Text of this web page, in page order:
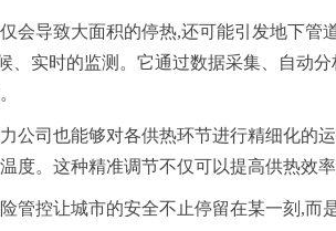
会导致大面积的停热,还可能引发地下
、实时的监测。它通过数据采集、自动
公司也能够对各供热环节进行精细化的
度。这种精准调节不仅可以提高供热效
管控让城市的安全不止停留在某一刻,而